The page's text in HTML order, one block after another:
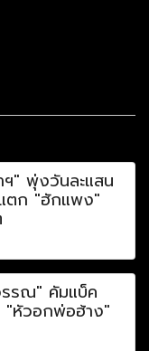
ฯ" พุ่งวันละแสน
ตก "ฮักแพง"
รณ" คัมแบ็ค
"หัวอกพ่อฮ้าง"